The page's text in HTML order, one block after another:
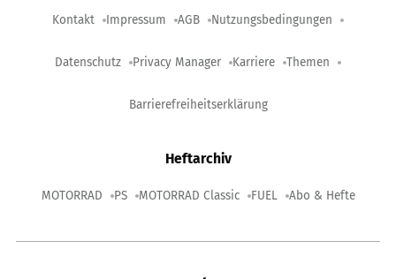
Kontakt Impressum AGB Nutzungsbedingungen
Datenschutz Privacy Manager Karriere Themen
Barrierefreiheitserklärung
Heftarchiv
MOTORRAD PS MOTORRAD Classic FUEL Abo & Hefte